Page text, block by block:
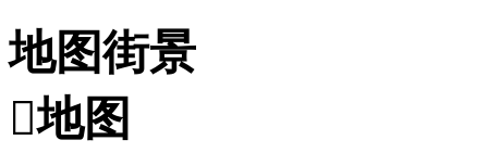
地图街景
地图